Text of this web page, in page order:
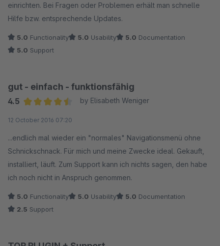
einrichten. Bei Fragen oder Problemen erhält man schnelle
Hilfe bzw. entsprechende Updates.
5.0 Functionality 5.0 Usability 5.0 Documentation
5.0 Support
gut - einfach - funktionsfähig
4.5
by Elisabeth Weniger
12 October 2016 07:20
...endlich mal wieder ein "normales" Navigationsmenü ohne
Schnickschnack. Für mich und meine Zwecke ideal. Gekauft,
installiert, läuft. Zum Support kann ich nichts sagen, den habe
ich noch nicht in Anspruch genommen.
5.0 Functionality 5.0 Usability 5.0 Documentation
2.5 Support